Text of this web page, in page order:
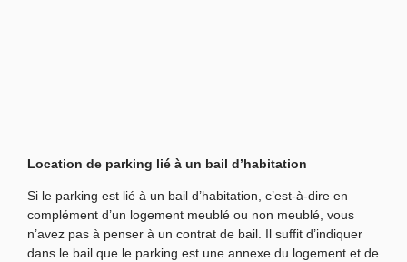
Location de parking lié à un bail d’habitation
Si le parking est lié à un bail d’habitation, c’est-à-dire en
complément d’un logement meublé ou non meublé, vous
n’avez pas à penser à un contrat de bail. Il suffit d’indiquer
dans le bail que le parking est une annexe du logement et de